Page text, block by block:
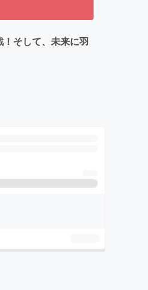
そして、未来に羽